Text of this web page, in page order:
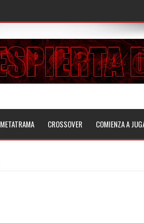
METATRAMA CROSSOVER COMIENZA A